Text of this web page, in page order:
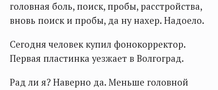
головная боль, поиск, пробы, расстройства,
вновь поиск и пробы, да ну нахер. Надоело.
Сегодня человек купил фонокорректор.
Первая пластинка уезжает в Волгоград.
Рад ли я? Наверно да. Меньше головной